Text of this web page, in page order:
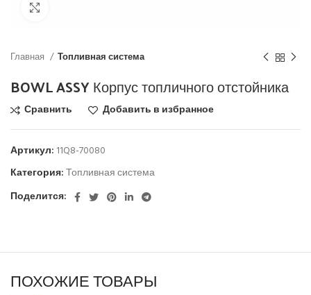
Главная Топливная система
BOWL ASSY Корпус топличного отстойника
Сравнить Добавить в избранное
Артикул: 11Q8-70080
Категория:Топливная система
Поделится:
ПОХОЖИЕ ТОВАРЫ